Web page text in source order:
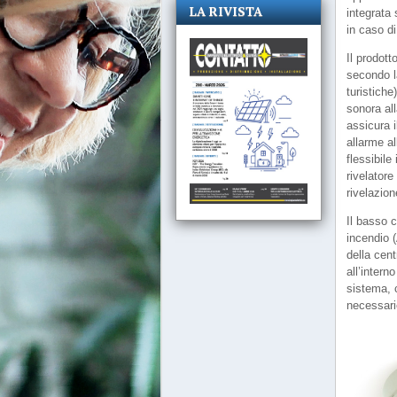
integrata
in caso
Il
secondo
sonora
assicura
allarme
flessibile
Il basso
incendio
della
sistema,
LA RIVISTA